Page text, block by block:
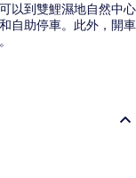
以到雙鯉濕地自然中心
自助停車。此外，開車